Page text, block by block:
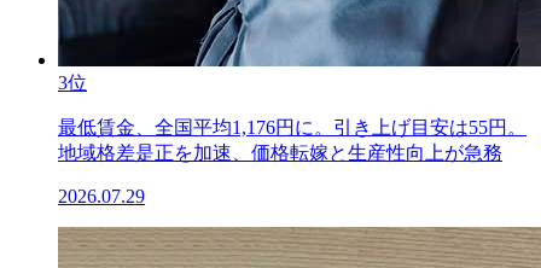
3位
最低賃金、全国平均1,176円に。引き上げ目安は55円。
地域格差是正を加速、価格転嫁と生産性向上が急務
2026.07.29